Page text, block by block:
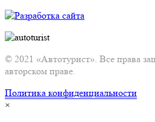
© 2021 «Автотурист». Все права
авторском праве.
Политика конфиденциальности
×